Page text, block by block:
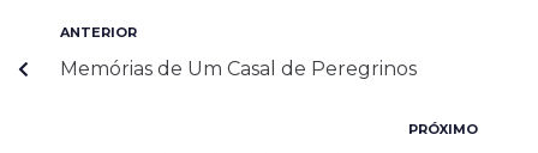
ANTERIOR
Memórias de Um Casal de Peregrinos
PRÓXIMO